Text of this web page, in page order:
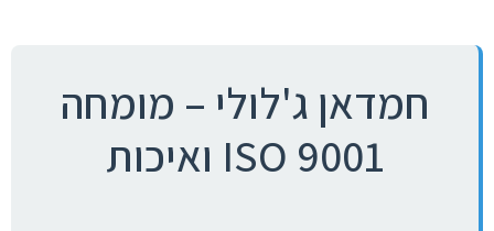
חמדאן ג'לולי – מומחה
ISO 9001 ואיכות